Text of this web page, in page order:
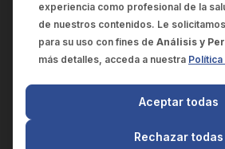
ENCUÉNTRANOS
SCIENCELINK
SCILINK COMUNICACIÓN
experiencia como profesional de la
de nuestros contenidos. Le
para su uso con fines de Análisis y
más detalles, acceda a nuestra
Rechazar todas
Aceptar todas